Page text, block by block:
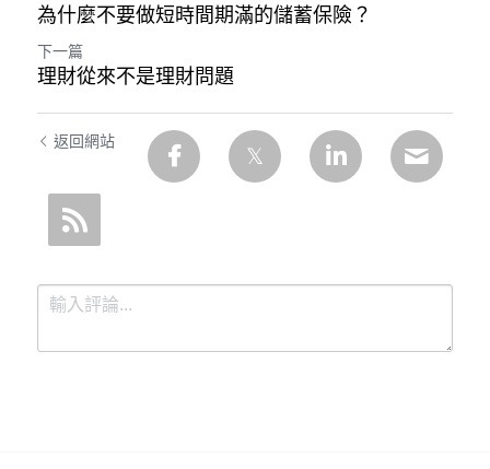
為什麼不要做短時間期滿的儲蓄保險？
下一篇
理財從來不是理財問題
返回網站